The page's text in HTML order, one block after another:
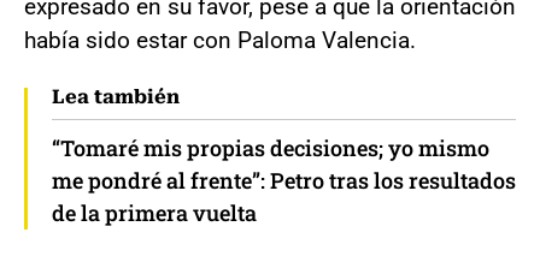
expresado en su favor, pese a que la orientación
había sido estar con Paloma Valencia.
Lea también
“Tomaré mis propias decisiones; yo mismo
me pondré al frente”: Petro tras los resultados
de la primera vuelta